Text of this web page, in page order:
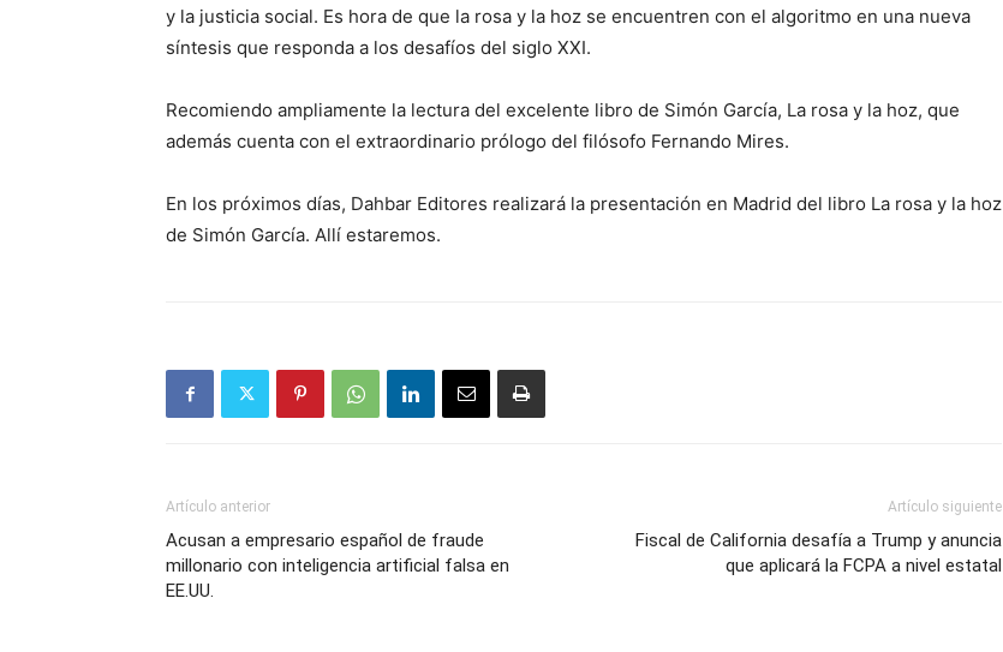
y la justicia social. Es hora de que la rosa y la hoz se encuentren con el algoritmo en una nueva
síntesis que responda a los desafíos del siglo XXI.
Recomiendo ampliamente la lectura del excelente libro de Simón García, La rosa y la hoz, que
además cuenta con el extraordinario prólogo del filósofo Fernando Mires.
En los próximos días, Dahbar Editores realizará la presentación en Madrid del libro La rosa y la hoz
de Simón García. Allí estaremos.
Artículo anterior
Acusan a empresario español de fraude
millonario con inteligencia artificial falsa en
EE.UU.
Artículo siguiente
Fiscal de California desafía a Trump y anuncia
que aplicará la FCPA a nivel estatal